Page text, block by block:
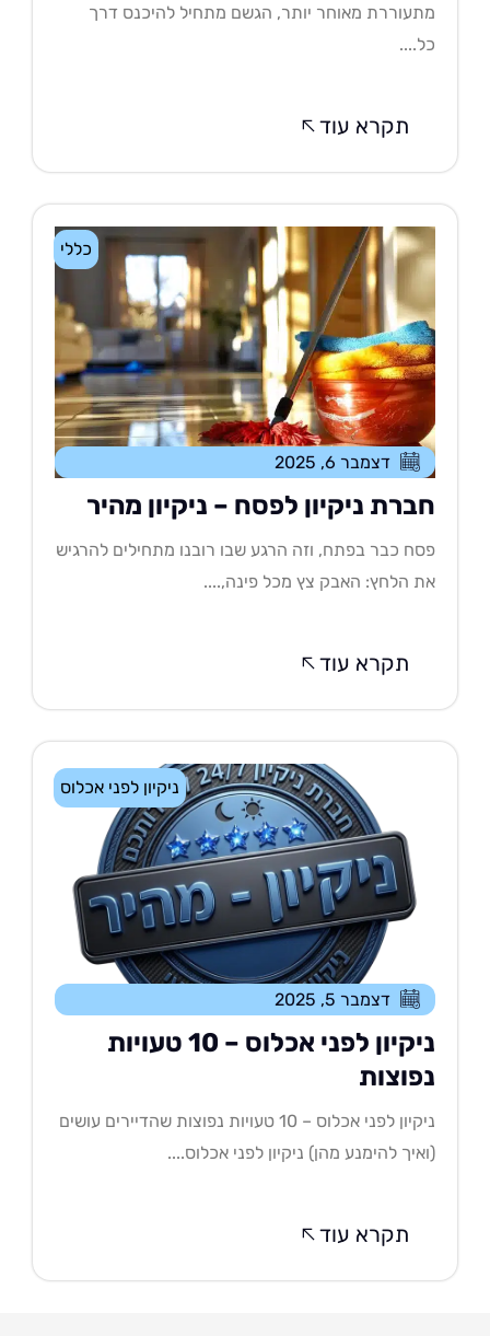
מאוחר יותר, הגשם מתחיל להיכנס דרך
תקרא עוד
כללי
דצמבר 6, 2025
ניקיון לפסח – ניקיון מהיר
כבר בפתח, וזה הרגע שבו רובנו מתחילים להרגיש
הלחץ: האבק צץ מכל פינה,....
תקרא עוד
ניקיון לפני אכלוס
דצמבר 5, 2025
ניקיון לפני אכלוס – 10 טעויות
ניקיון לפני אכלוס – 10 טעויות נפוצות שהדיירים עושים
להימנע מהן) ניקיון לפני אכלוס....
תקרא עוד